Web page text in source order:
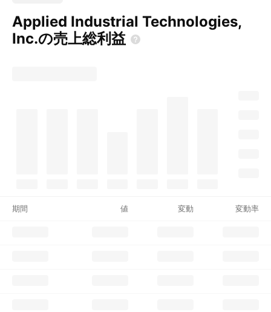
Applied Industrial Technologies,
Inc.の売上総利益
期間 値 変動 変動率